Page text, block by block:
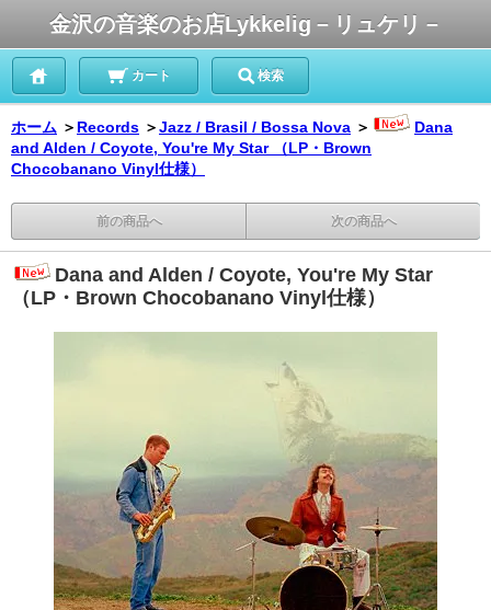
金沢の音楽のお店Lykkelig－リュケリ－
カート 検索
ホーム ＞ Records ＞Jazz / Brasil / Bossa Nova ＞
Dana
and Alden / Coyote, You're My Star （LP・Brown
Chocobanano Vinyl仕様）
前の商品へ 次の商品へ
Dana and Alden / Coyote, You're My Star
（LP・Brown Chocobanano Vinyl仕様）